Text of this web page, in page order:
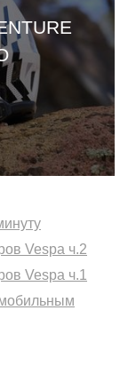
Vespa ч.2
Vespa ч.1